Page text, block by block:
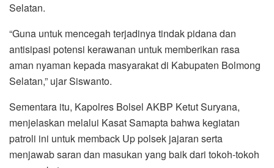
Selatan.
“Guna untuk mencegah terjadinya tindak pidana dan
antisipasi potensi kerawanan untuk memberikan rasa
aman nyaman kepada masyarakat di Kabupaten Bolmong
Selatan,” ujar Siswanto.
Sementara itu, Kapolres Bolsel AKBP Ketut Suryana,
menjelaskan melalui Kasat Samapta bahwa kegiatan
patroli ini untuk memback Up polsek jajaran serta
menjawab saran dan masukan yang baik dari tokoh-tokoh